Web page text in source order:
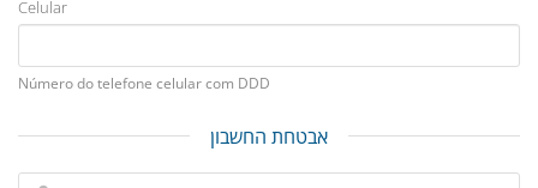
Celular
Número do telefone celular com DDD
אבטחת החשבון